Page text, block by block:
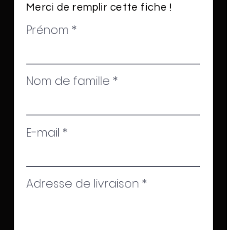
Merci de remplir cette fiche !
Prénom
Nom de famille
E-mail
Adresse de livraison